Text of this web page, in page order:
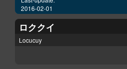
2016-02-01
ロククイ
Locucuy